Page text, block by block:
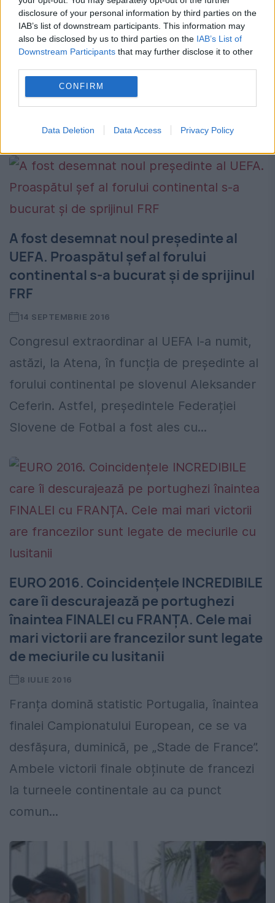
disclosure of your personal information by third parties on the
IAB’s list of downstream participants. This information may
also be disclosed by us to third parties on the IAB’s List of
Downstream Participants that may further disclose it to other
CONFIRM
Data Deletion Data Access Privacy Policy
depășit pe Messi
17 NOIEMBRIE 2016
celor mai buni „decari” din fotbal, în care se
răgășește si Gică Hagi. Hagi este unul
dintre cei mai buni fotbaliști din istorie, iar...
A fost desemnat noul președinte al
UEFA. Proaspătul șef al forului
continental s-a bucurat și de sprijinul
FRF
14 SEPTEMBRIE 2016
Congresul extraordinar al UEFA l-a numit,
astăzi, la Atena, în funcția de președinte al
forului continental pe slovenul Aleksander
Ceferin. Astfel, președintele Federației
Slovene de Fotbal a fost ales cu...
EURO 2016. Coincidențele INCREDIBILE
care îi descurajează pe portughezi
înaintea FINALEI cu FRANȚA. Cele mai
mari victorii are francezilor sunt legate
de meciurile cu lusitanii
8 IULIE 2016
Franța domină statistic Portugalia, înaintea
finalei Campionatului European, ce se va
desfășura, duminică, pe „Stade de France”.
Ambele victorii finale obținute de francezi
la turneele continentale au ca punct
comun...